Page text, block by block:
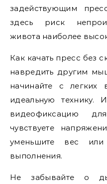
задействующим
здесь риск
живота наиболее
Как качать пресс без
навредить другим
начинайте с легких
идеальную технику.
видеофиксацию
чувствуете
уменьшите вес или
выполнения.
Не забывайте о